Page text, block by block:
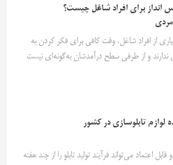
برای افراد شاغل چیست؟
از افراد شاغل، وقت کافی برای فکر کردن به
ندارند و از طرفی سطح درآمدشان به‌گونه‌ای نیست
لوازم تابلوسازی در کشور
اعتماد می‌تواند فرآیند تولید تابلو را از چند هفته